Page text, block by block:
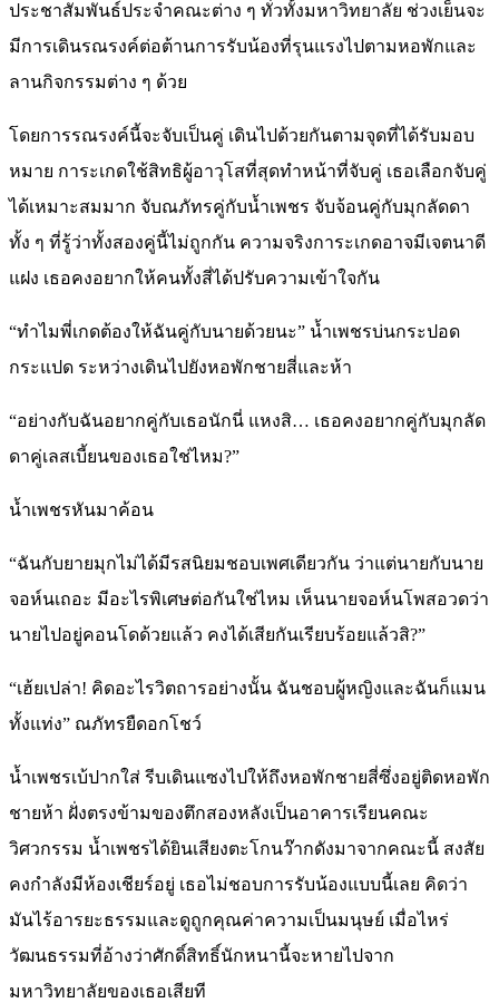
ประชาสัมพันธ์ประจำคณะต่าง ๆ ทั่วทั้งมหาวิทยาลัย ช่วงเย็นจะ
มีการเดินรณรงค์ต่อต้านการรับน้องที่รุนแรงไปตามหอพักและ
ลานกิจกรรมต่าง ๆ ด้วย
โดยการรณรงค์นี้จะจับเป็นคู่ เดินไปด้วยกันตามจุดที่ได้รับมอบ
หมาย การะเกดใช้สิทธิผู้อาวุโสที่สุดทำหน้าที่จับคู่ เธอเลือกจับคู่
ได้เหมาะสมมาก จับณภัทรคู่กับน้ำเพชร จับจ้อนคู่กับมุกลัดดา
ทั้ง ๆ ที่รู้ว่าทั้งสองคู่นี้ไม่ถูกกัน ความจริงการะเกดอาจมีเจตนาดี
แฝง เธอคงอยากให้คนทั้งสี่ได้ปรับความเข้าใจกัน
“ทำไมพี่เกดต้องให้ฉันคู่กับนายด้วยนะ” น้ำเพชรบ่นกระปอด
กระแปด ระหว่างเดินไปยังหอพักชายสี่และห้า
“อย่างกับฉันอยากคู่กับเธอนักนี่ แหงสิ… เธอคงอยากคู่กับมุกลัด
ดาคู่เลสเบี้ยนของเธอใช่ไหม?”
น้ำเพชรหันมาค้อน
“ฉันกับยายมุกไม่ได้มีรสนิยมชอบเพศเดียวกัน ว่าแต่นายกับนาย
จอห์นเถอะ มีอะไรพิเศษต่อกันใช่ไหม เห็นนายจอห์นโพสอวดว่า
นายไปอยู่คอนโดด้วยแล้ว คงได้เสียกันเรียบร้อยแล้วสิ?”
“เฮ้ยเปล่า! คิดอะไรวิตถารอย่างนั้น ฉันชอบผู้หญิงและฉันก็แมน
ทั้งแท่ง” ณภัทรยืดอกโชว์
น้ำเพชรเบ้ปากใส่ รีบเดินแซงไปให้ถึงหอพักชายสี่ซึ่งอยู่ติดหอพัก
ชายห้า ฝั่งตรงข้ามของตึกสองหลังเป็นอาคารเรียนคณะ
วิศวกรรม น้ำเพชรได้ยินเสียงตะโกนว๊ากดังมาจากคณะนี้ สงสัย
คงกำลังมีห้องเชียร์อยู่ เธอไม่ชอบการรับน้องแบบนี้เลย คิดว่า
มันไร้อารยะธรรมและดูถูกคุณค่าความเป็นมนุษย์ เมื่อไหร่
วัฒนธรรมที่อ้างว่าศักดิ์สิทธิ์นักหนานี้จะหายไปจาก
มหาวิทยาลัยของเธอเสียที